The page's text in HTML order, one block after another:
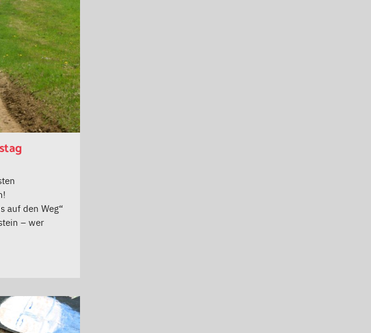
auf den Weg“
– wer